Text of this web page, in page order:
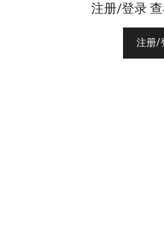
注册/登录
注册/